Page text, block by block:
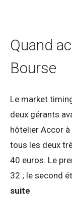
Quand
Bourse
Le market
deux gérants
hôtelier Accor
tous les deux
40 euros. Le
32 ; le second
suite